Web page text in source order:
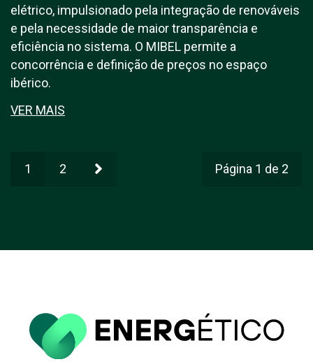
elétrico, impulsionado pela integração de renováveis
e pela necessidade de maior transparência e
eficiência no sistema. O MIBEL permite a
concorrência e definição de preços no espaço
ibérico.
VER MAIS
1 2 Página 1 de 2